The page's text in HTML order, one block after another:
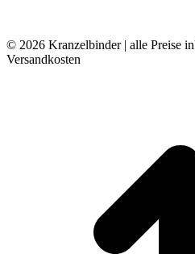
© 2026 Kranzelbinder | alle Preise
Versandkosten